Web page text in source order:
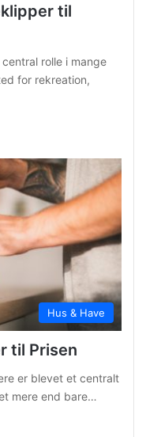
til
rolle i mange
for rekreation,
Hus & Have
til Prisen
er blevet et centralt
mere end bare…